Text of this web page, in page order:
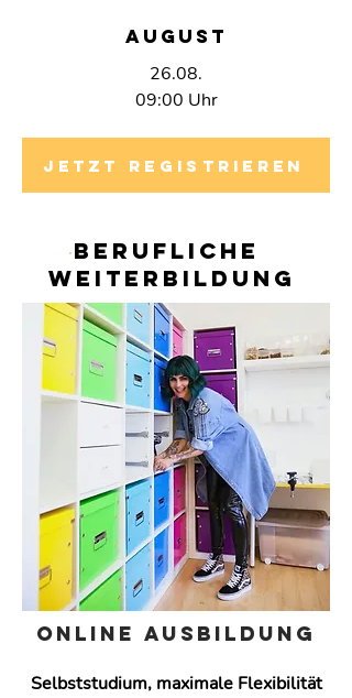
AUGUST
26.08.
09:00 Uhr
jetzt registrieren
berufliche
Weiterbildung
online ausbildung
Selbststudium, maximale Flexibilität